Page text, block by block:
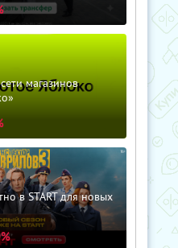
магазинов
в START для новых